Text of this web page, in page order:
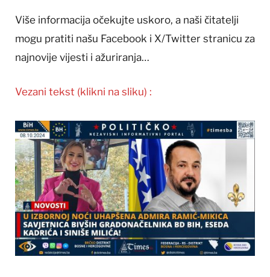
Više informacija očekujte uskoro, a naši čitatelji
mogu pratiti našu Facebook i X/Twitter stranicu za
najnovije vijesti i ažuriranja…
Vezani tekst (klikni na sliku) :